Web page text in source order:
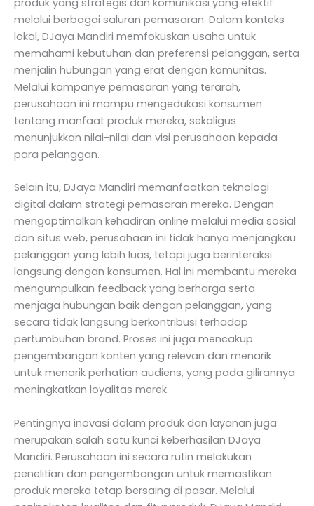
melalui berbagai saluran pemasaran. Dalam konteks
lokal, DJaya Mandiri memfokuskan usaha untuk
memahami kebutuhan dan preferensi pelanggan, serta
menjalin hubungan yang erat dengan komunitas.
Melalui kampanye pemasaran yang terarah,
perusahaan ini mampu mengedukasi konsumen
tentang manfaat produk mereka, sekaligus
menunjukkan nilai-nilai dan visi perusahaan kepada
para pelanggan.
Selain itu, DJaya Mandiri memanfaatkan teknologi
digital dalam strategi pemasaran mereka. Dengan
mengoptimalkan kehadiran online melalui media sosial
dan situs web, perusahaan ini tidak hanya menjangkau
pelanggan yang lebih luas, tetapi juga berinteraksi
langsung dengan konsumen. Hal ini membantu mereka
mengumpulkan feedback yang berharga serta
menjaga hubungan baik dengan pelanggan, yang
secara tidak langsung berkontribusi terhadap
pertumbuhan brand. Proses ini juga mencakup
pengembangan konten yang relevan dan menarik
untuk menarik perhatian audiens, yang pada gilirannya
meningkatkan loyalitas merek.
Pentingnya inovasi dalam produk dan layanan juga
merupakan salah satu kunci keberhasilan DJaya
Mandiri. Perusahaan ini secara rutin melakukan
penelitian dan pengembangan untuk memastikan
produk mereka tetap bersaing di pasar. Melalui